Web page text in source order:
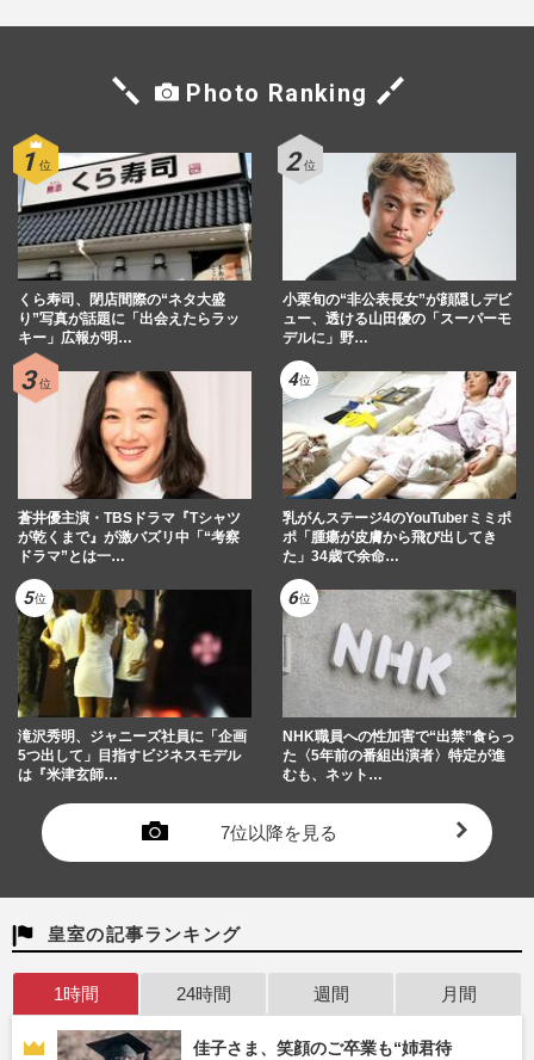
Photo Ranking
くら寿司、閉店間際の“ネタ大盛
り”写真が話題に「出会えたらラッ
キー」広報が明…
小栗旬の“非公表長女”が顔隠しデビ
ュー、透ける山田優の「スーパーモ
デルに」野…
蒼井優主演・TBSドラマ『Tシャツ
が乾くまで』が激バズリ中「“考察
ドラマ”とは一…
乳がんステージ4のYouTuberミミポ
ポ「腫瘍が皮膚から飛び出してき
た」34歳で余命…
滝沢秀明、ジャニーズ社員に「企画
5つ出して」目指すビジネスモデル
は『米津玄師…
NHK職員への性加害で“出禁”食らっ
た〈5年前の番組出演者〉特定が進
むも、ネット…
7位以降を見る
皇室の記事ランキング
1時間 24時間 週間 月間
佳子さま、笑顔のご卒業も“姉君待